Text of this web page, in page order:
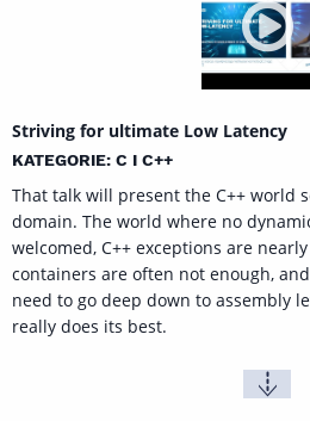
Striving for ultimate Low Latency
KATEGORIE: C I C++
That talk will present the C++ world
domain. The world where no
welcomed, C++ exceptions are
containers are often not enough,
need to go deep down to assembly
really does its best.